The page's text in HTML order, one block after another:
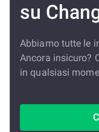
su
Abbiamo tutte le
Ancora insicuro?
in qualsiasi